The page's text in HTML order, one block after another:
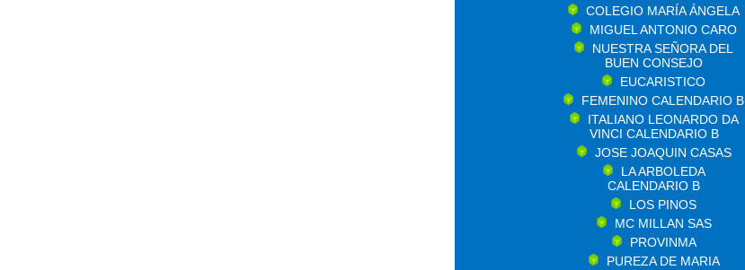
COLEGIO MARÍA ÁNGELA
MIGUEL ANTONIO CARO
NUESTRA SEÑORA DEL
BUEN CONSEJO
EUCARISTICO
FEMENINO CALENDARIO B
ITALIANO LEONARDO DA
VINCI CALENDARIO B
JOSE JOAQUIN CASAS
LA ARBOLEDA
CALENDARIO B
LOS PINOS
MC MILLAN SAS
PROVINMA
PUREZA DE MARIA